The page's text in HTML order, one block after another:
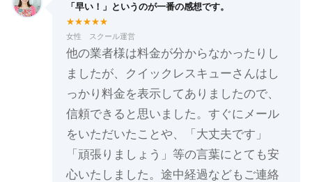
「早い！」というのが一番の感想です。
★★★★★
女性 スクール運営
他の業者様は料金が分からなかったりし
ましたが、クイックレスキューさんはし
っかり料金を表示してありましたので、
信頼できると思いました。すぐにメール
をいただいたことや、「大丈夫です」
「頑張りましょう」等の言葉にとても安
心いたしました。途中経過などもご連絡